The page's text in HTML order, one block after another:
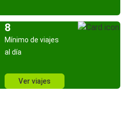
8
Mínimo de viajes
al día
Ver viajes